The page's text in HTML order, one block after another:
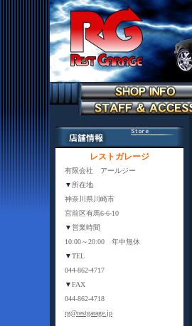
レストガレージ
有限会社 アールジー
▼ 所在地
神奈川県川崎市
宮前区有馬6-6-10
▼営業時間
10:00～20:00 年中無休
▼TEL
044-862-4717
▼FAX
044-862-4718
rg@restgarage.jp